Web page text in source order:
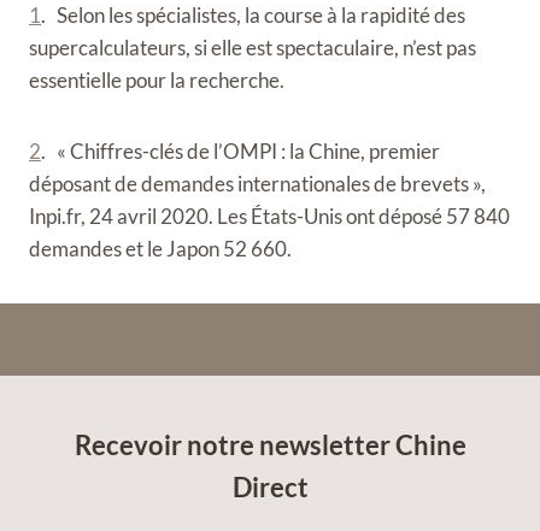
1. Selon les spécialistes, la course à la rapidité des
supercalculateurs, si elle est spectaculaire, n’est pas
essentielle pour la recherche.
2. « Chiffres-clés de l’OMPI : la Chine, premier
déposant de demandes internationales de brevets »,
Inpi.fr, 24 avril 2020. Les États-Unis ont déposé 57 840
demandes et le Japon 52 660.
Recevoir notre newsletter Chine
Direct